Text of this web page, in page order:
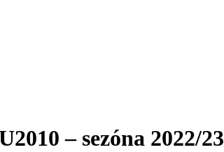
– sezóna 2022/23